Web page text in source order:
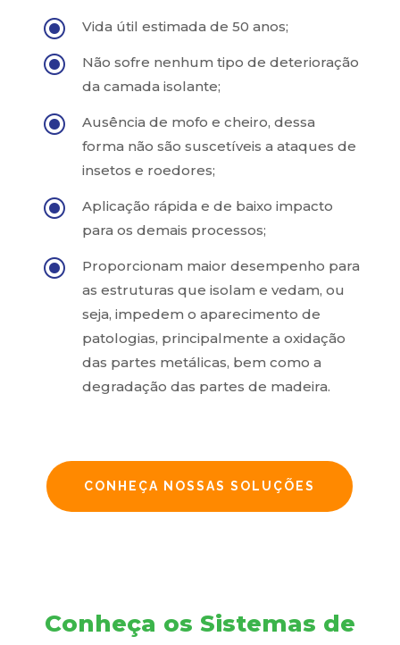
\ Vida útil estimada de 50 anos;
\
Não sofre nenhum tipo de deterioração
da camada isolante;
\
Ausência de mofo e cheiro, dessa
forma não são suscetíveis a ataques de
insetos e roedores;
\
Aplicação rápida e de baixo impacto
para os demais processos;
\
Proporcionam maior desempenho para
as estruturas que isolam e vedam, ou
seja, impedem o aparecimento de
patologias, principalmente a oxidação
das partes metálicas, bem como a
degradação das partes de madeira.
CONHEÇA NOSSAS SOLUÇÕES
Conheça os Sistemas de